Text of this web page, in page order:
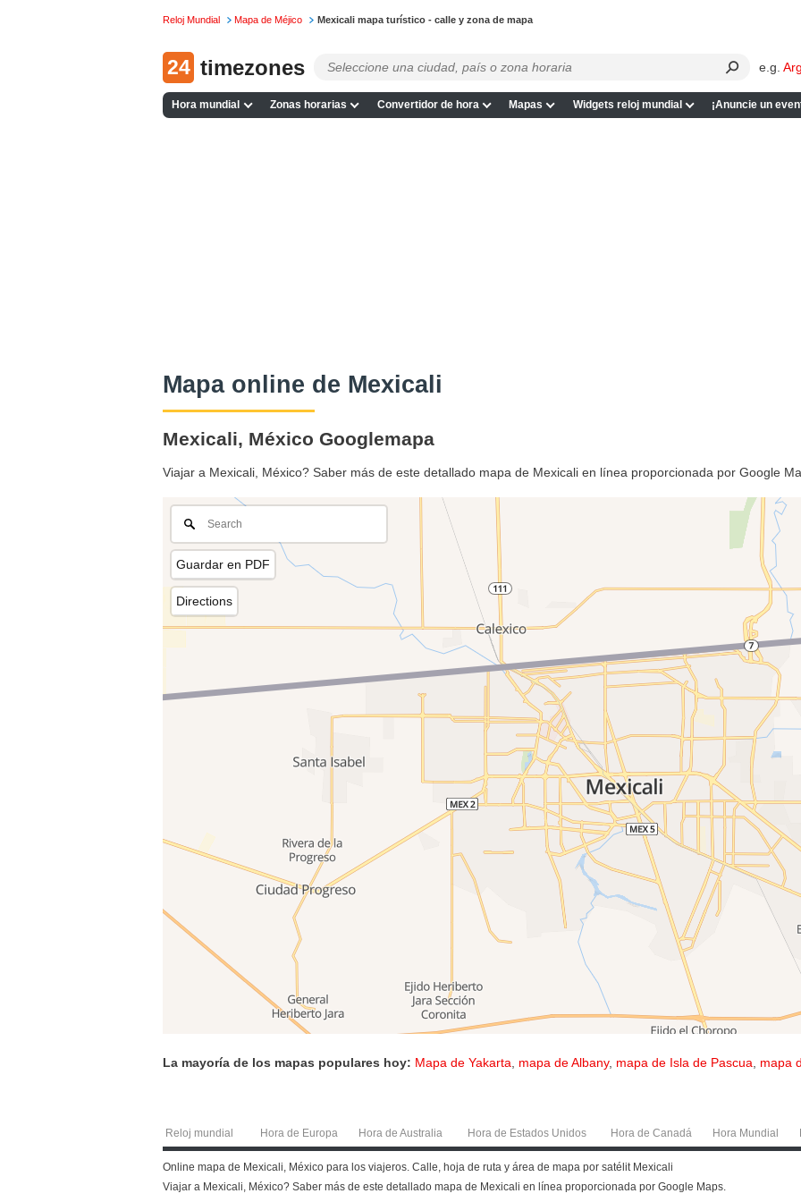
Reloj Mundial Mapa de Méjico Mexicali mapa turístico - calle y zona de mapa
24 timezones e.g.
Hora mundial Zonas horarias Convertidor de hora Mapas Widgets reloj mundial ¡Anuncie un
Mapa online de Mexicali
Mexicali, México Googlemapa
Viajar a Mexicali, México? Saber más de este detallado mapa de Mexicali en línea proporcionada por Google
Guardar en PDF
Directions
La mayoría de los mapas populares hoy: Mapa de Yakarta mapa de Albany, mapa de Isla de Pascua mapa
Reloj mundial Hora de Europa Hora de Australia Hora de Estados Unidos Hora de Canadá Hora Mundial
Online mapa de Mexicali, México para los viajeros. Calle, hoja de ruta y área de mapa por satélit Mexicali
Viajar a Mexicali, México? Saber más de este detallado mapa de Mexicali en línea proporcionada por Google Maps.